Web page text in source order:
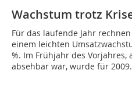
Wachstum trotz
Für das laufende Jahr
einem leichten
%. Im Frühjahr des Vorjahres,
absehbar war, wurde für